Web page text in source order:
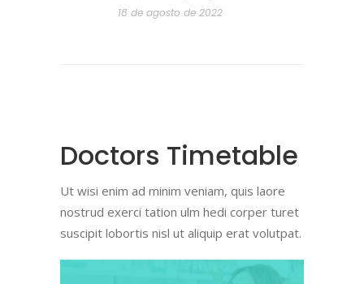
18 de agosto de 2022
Doctors Timetable
Ut wisi enim ad minim veniam, quis laore
nostrud exerci tation ulm hedi corper turet
suscipit lobortis nisl ut aliquip erat volutpat.